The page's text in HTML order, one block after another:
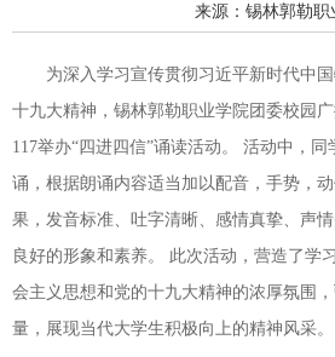
来源：锡林郭勒职
为深入学习宣传贯彻习近平新时代中
十九大精神，锡林郭勒职业学院团委校园
117举办“四进四信”诵读活动。 活动中，
诵，根据朗诵内容适当加以配音，手势，
果，发音标准、吐字清晰、感情真挚、声
良好的形象和素养。 此次活动，营造了学
会主义思想和党的十九大精神的浓厚氛围
量，展现当代大学生积极向上的精神风采。